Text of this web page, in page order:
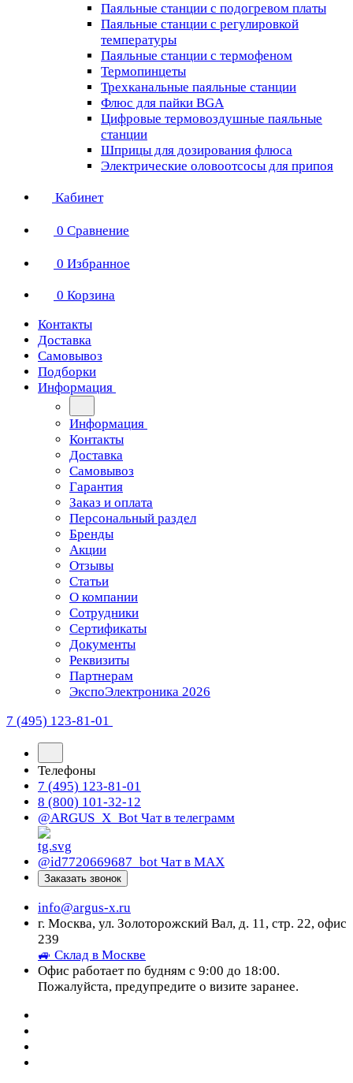
Паяльные станции с подогревом платы
Паяльные станции с регулировкой
температуры
Паяльные станции с термофеном
Термопинцеты
Трехканальные паяльные станции
Флюс для пайки BGA
Цифровые термовоздушные паяльные
станции
Шприцы для дозирования флюса
Электрические оловоотсосы для припоя
Кабинет
0 Сравнение
0 Избранное
0 Корзина
Контакты
Доставка
Самовывоз
Подборки
Информация
Информация
Контакты
Доставка
Самовывоз
Гарантия
Заказ и оплата
Персональный раздел
Бренды
Акции
Отзывы
Статьи
О компании
Сотрудники
Сертификаты
Документы
Реквизиты
Партнерам
ЭкспоЭлектроника 2026
7 (495) 123-81-01
Телефоны
7 (495) 123-81-01
8 (800) 101-32-12
@ARGUS_X_Bot Чат в телеграмм
@id7720669687_bot Чат в МАХ
Заказать звонок
info@argus-x.ru
г. Москва, ул. Золоторожский Вал, д. 11, стр. 22, офис
239
🚙 Склад в Москве
Офис работает по будням с 9:00 до 18:00.
Пожалуйста, предупредите о визите заранее.